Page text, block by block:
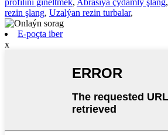
rezin şlang, Uzalýan rezin turbalar,
E-poçta iber
x